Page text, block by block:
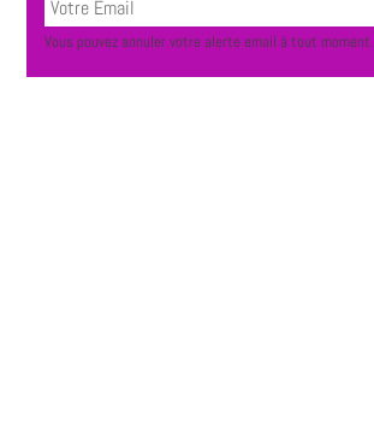
Vous pouvez annuler votre alerte email à tout moment.